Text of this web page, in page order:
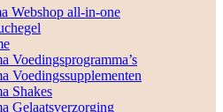
Webshop all-in-one
Voedingsprogramma’s
Voedingssupplementen
Shakes
Gelaatsverzorging